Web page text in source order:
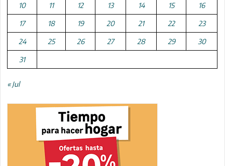
10 11 12 13 14 15 16
17 18 19 20 21 22 23
24 25 26 27 28 29 30
31
« Jul